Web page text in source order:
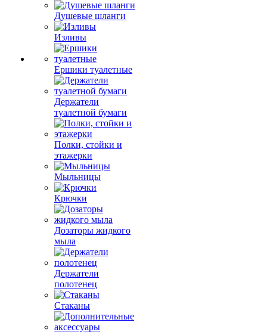
Душевые шланги
Изливы
Ершики туалетные
Держатели
туалетной бумаги
Полки, стойки и
этажерки
Мыльницы
Крючки
Дозаторы жидкого
мыла
Держатели
полотенец
Стаканы